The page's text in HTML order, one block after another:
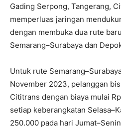
Gading Serpong, Tangerang,
memperluas jaringan
dengan membuka dua rute
Semarang–Surabaya dan
Untuk rute
November 2023, pelanggan
Cititrans dengan biaya mulai
setiap keberangkatan
250.000 pada hari